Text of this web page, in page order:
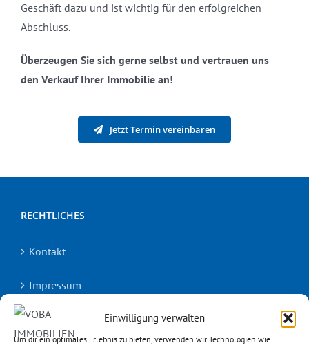
Einwilligung verwalten
Um dir ein optimales Erlebnis zu bieten, verwenden wir Technologien wie
Geschäft dazu und ist wichtig für den erfolgreichen
Abschluss.
Überzeugen Sie sich gerne selbst und vertrauen uns
den Verkauf Ihrer Immobilie an!
Jetzt Termin vereinbaren
RECHTLICHES
Kontakt
Impressum
Datenschutz